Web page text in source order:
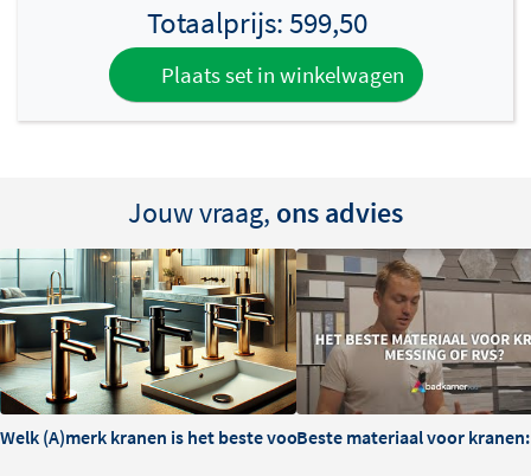
afgewerkt. De installatie is eenvoudig dankzij de
standaard 1/2 inch aansluiting. De gladde afwerking van
de hendel zorgt voor een comfortabele bediening en
Totaalprijs:599,50
Plaats set in winkelwagen
Jouw vraag, ons advies
Welk (A)merk kranen is het beste voor je badkamer?
Beste materiaal voor kranen: